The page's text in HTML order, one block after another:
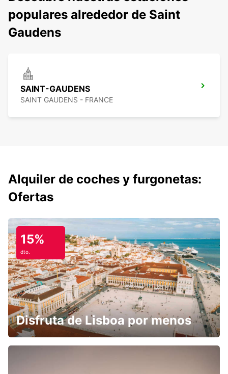
populares alrededor de Saint
Gaudens
SAINT-GAUDENS
SAINT GAUDENS - FRANCE
Alquiler de coches y furgonetas:
Ofertas
15%
dto.
Disfruta de Lisboa por menos